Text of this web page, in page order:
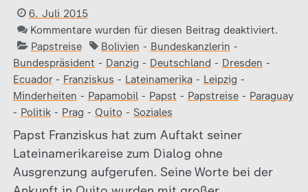
6. Juli 2015
Kommentare wurden für diesen Beitrag deaktiviert.
Papstreise
Bolivien - Bundeskanzlerin -
Bundespräsident - Danzig - Deutschland - Dresden -
Ecuador- Franziskus - Lateinamerika- Leipzig -
Minderheiten - Papamobil- Papst - Papstreise- Paraguay
- Politik- Prag - Quito - Soziales
Papst Franziskus hat zum Auftakt seiner
Lateinamerikareise zum Dialog ohne
Ausgrenzung aufgerufen. Seine Worte bei der